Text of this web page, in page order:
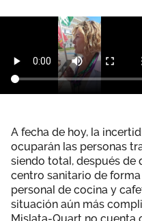
A fecha de hoy, la
ocuparán las personas
siendo total, después de
centro sanitario de
personal de cocina y
situación aún más